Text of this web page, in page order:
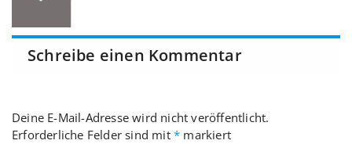
Schreibe einen Kommentar
Deine E-Mail-Adresse wird nicht veröffentlicht.
Erforderliche Felder sind mit * markiert